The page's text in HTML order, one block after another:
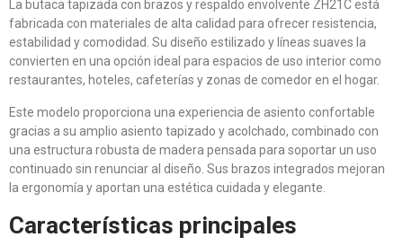
La butaca tapizada con brazos y respaldo envolvente ZH21C está
fabricada con materiales de alta calidad para ofrecer resistencia,
estabilidad y comodidad. Su diseño estilizado y líneas suaves la
convierten en una opción ideal para espacios de uso interior como
restaurantes, hoteles, cafeterías y zonas de comedor en el hogar.
Este modelo proporciona una experiencia de asiento confortable
gracias a su amplio asiento tapizado y acolchado, combinado con
una estructura robusta de madera pensada para soportar un uso
continuado sin renunciar al diseño. Sus brazos integrados mejoran
la ergonomía y aportan una estética cuidada y elegante.
Características principales